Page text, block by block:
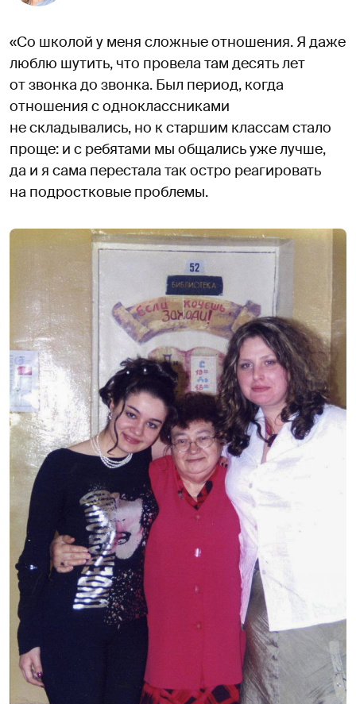
«Со школой у меня сложные отношения. Я даже
люблю шутить, что провела там десять лет
от звонка до звонка. Был период, когда
отношения с одноклассниками
не складывались, но к старшим классам стало
проще: и с ребятами мы общались уже лучше,
да и я сама перестала так остро реагировать
на подростковые проблемы.